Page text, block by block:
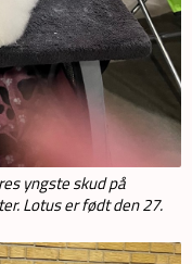
yngste skud på
Lotus er født den 27.